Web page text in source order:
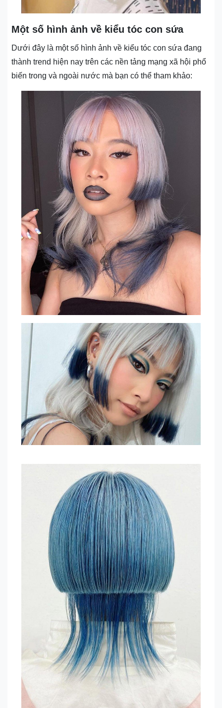
Một số hình ảnh về kiểu tóc con sứa
Dưới đây là một số hình ảnh về kiểu tóc con sứa đang
thành trend hiện nay trên các nền tảng mạng xã hội phổ
biến trong và ngoài nước mà bạn có thể tham khảo: